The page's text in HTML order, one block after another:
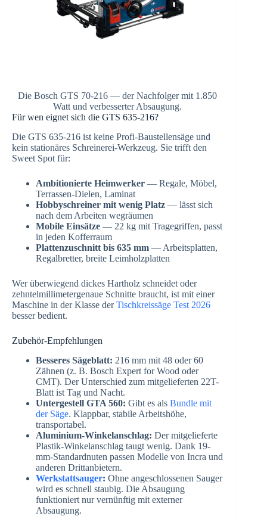
Die Bosch GTS 70-216 — der Nachfolger mit 1.850
Watt und verbesserter Absaugung.
Für wen eignet sich die GTS 635-216?
Die GTS 635-216 ist keine Profi-Baustellensäge und
kein stationäres Schreinerei-Werkzeug. Sie trifft den
Sweet Spot für:
Ambitionierte Heimwerker — Regale, Möbel,
Terrassen-Dielen, Laminat
Hobbyschreiner mit wenig Platz — lässt sich
nach dem Arbeiten wegräumen
Mobile Einsätze — 22 kg mit Tragegriffen, passt
in jeden Kofferraum
Plattenzuschnitt bis 635 mm — Arbeitsplatten,
Regalbretter, breite Leimholzplatten
Wer überwiegend dickes Hartholz schneidet oder
zehntelmillimetergenaue Schnitte braucht, ist mit einer
Maschine in der Klasse derTischkreissäge Test 2026
besser bedient.
Zubehör-Empfehlungen
Besseres Sägeblatt: 216 mm mit 48 oder 60
Zähnen (z. B. Bosch Expert for Wood oder
CMT). Der Unterschied zum mitgelieferten 22T-
Blatt ist Tag und Nacht.
Untergestell GTA 560: Gibt es als Bundle mit
der Säge. Klappbar, stabile Arbeitshöhe,
transportabel.
Aluminium-Winkelanschlag: Der mitgelieferte
Plastik-Winkelanschlag taugt wenig. Dank 19-
mm-Standardnuten passen Modelle von Incra und
anderen Drittanbietern.
Werkstattsauger: Ohne angeschlossenen Sauger
wird es schnell staubig. Die Absaugung
funktioniert nur vernünftig mit externer
Absaugung.